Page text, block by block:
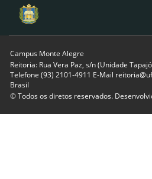
Campus Monte Alegre
Reitoria: Rua Vera Paz, s/n (Unidade
Telefone (93) 2101-4911 E-Mail
Brasil
© Todos os diretos reservados.